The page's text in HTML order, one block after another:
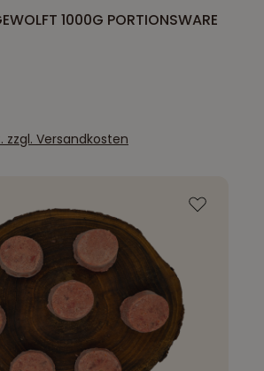
1000G PORTIONSWARE
zzgl. Versandkosten